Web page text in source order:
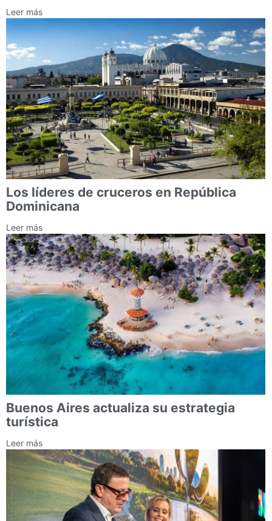
Leer más
Los líderes de cruceros en República
Dominicana
Leer más
Buenos Aires actualiza su estrategia
turística
Leer más